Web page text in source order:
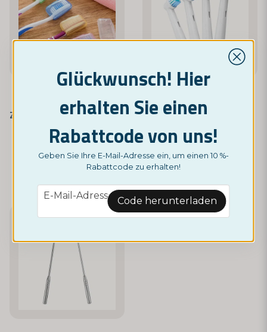
Zahnbürstenkopf-Schutzhüllen 5er-Pack
3,95 €
NORDICTEST
4,95 €
Glückwunsch! Hier
erhalten Sie einen
Rabattcode von uns!
Geben Sie Ihre E-Mail-Adresse ein, um einen 10 %-
Rabattcode zu erhalten!
email
E-Mail-Adresse Code herunterladen